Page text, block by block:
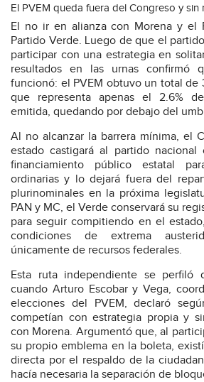
El PVEM queda fuera del Congreso y sin
El no ir en alianza con Morena y el
Partido Verde. Luego de que el
participar con una estrategia en
resultados en las urnas confirmó
funcionó: el PVEM obtuvo un total de
que representa apenas el 2.6%
emitida, quedando por debajo del
Al no alcanzar la barrera mínima, el
estado castigará al partido
financiamiento público estatal
ordinarias y lo dejará fuera del
plurinominales en la próxima
PAN y MC, el Verde conservará su
para seguir compitiendo en el
condiciones de extrema
únicamente de recursos federales.
Esta ruta independiente se perfiló
cuando Arturo Escobar y Vega,
elecciones del PVEM, declaró
competían con estrategia propia y
con Morena. Argumentó que, al
su propio emblema en la boleta,
directa por el respaldo de la
hacía necesaria la separación de